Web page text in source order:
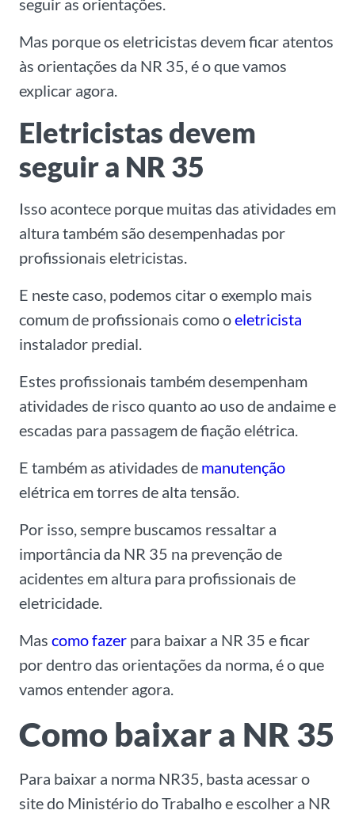
seguir as orientações.
Mas porque os eletricistas devem ficar atentos
às orientações da NR 35, é o que vamos
explicar agora.
Eletricistas devem
seguir a NR 35
Isso acontece porque muitas das atividades em
altura também são desempenhadas por
profissionais eletricistas.
E neste caso, podemos citar o exemplo mais
comum de profissionais como oeletricista
instalador predial.
Estes profissionais também desempenham
atividades de risco quanto ao uso de andaime e
escadas para passagem de fiação elétrica.
E também as atividades de manutenção
elétrica em torres de alta tensão.
Por isso, sempre buscamos ressaltar a
importância da NR 35 na prevenção de
acidentes em altura para profissionais de
eletricidade.
Mas como fazer para baixar a NR 35 e ficar
por dentro das orientações da norma, é o que
vamos entender agora.
Como baixar a NR 35
Para baixar a norma NR35, basta acessar o
site do Ministério do Trabalho e escolher a NR